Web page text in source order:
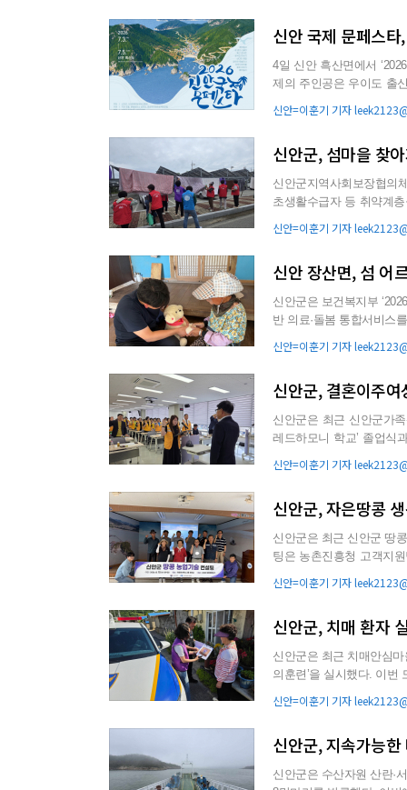
신안 국제 문페스
4일 신안 흑산면에서
제의 주인공은 우이도 출
신안=이훈기 기자
신안군, 섬마을 찾
신안군지역사회보장협의
초생활수급자 등 취약계층을
신안=이훈기 기자
신안 장산면, 섬 어
신안군은 보건복지부
반 의료·돌봄 통합서비스를 본격 추진한다. 이번 사업은 전
신안=이훈기 기자
신안군, 결혼이주
신안군은 최근 신안군가
레드하모니 학교’ 졸업식과 ‘천사하
신안=이훈기 기자
신안군, 자은땅콩
신안군은 최근 신안군 땅콩
팅은 농촌진흥청 고객지
신안=이훈기 기자
신안군, 치매 환자
신안군은 최근 치매안심
의훈련’을 실시했다. 이번 모의훈련은 고령 인구가 밀집된 농어촌 마을의 지리적 여건을 고려해 실
신안=이훈기 기자
신안군, 지속가능
신안군은 수산자원 산란·